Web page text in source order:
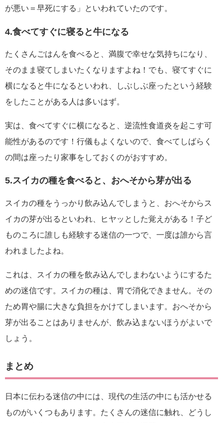
が悪い＝早死にする」といわれていたのです。
4.食べてすぐに寝ると牛になる
たくさんごはんを食べると、満腹で幸せな気持ちになり、
そのまま寝てしまいたくなりますよね！でも、寝てすぐに
横になると牛になるといわれ、しぶしぶ座ったという経験
をしたことがある人は多いはず。
実は、食べてすぐに横になると、逆流性食道炎を起こす可
能性があるのです！行儀もよくないので、食べてしばらく
の間は座ったり家事をしておくのがおすすめ。
5.スイカの種を食べると、おへそから芽が出る
スイカの種をうっかり飲み込んでしまうと、おへそからス
イカの芽が出るといわれ、ヒヤッとした覚えがある！子ど
ものころに誰しも経験する迷信の一つで、一度は誰から言
われましたよね。
これは、スイカの種を飲み込んでしまわないようにするた
めの迷信です。スイカの種は、胃で消化できません。その
ため胃や腸に大きな負担をかけてしまいます。おへそから
芽が出ることはありませんが、飲み込まないほうがよいで
しょう。
まとめ
日本に伝わる迷信の中には、現代の生活の中にも活かせる
ものがいくつもあります。たくさんの迷信に触れ、どうし